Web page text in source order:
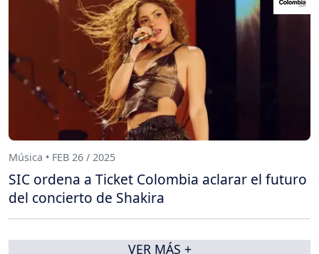
Música • FEB 26 / 2025
SIC ordena a Ticket Colombia aclarar el futuro
del concierto de Shakira
VER MÁS +